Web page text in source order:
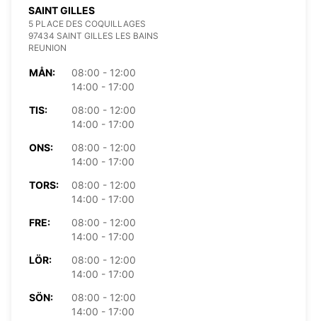
SAINT GILLES
5 PLACE DES COQUILLAGES
97434 SAINT GILLES LES BAINS
REUNION
MÅN:
08:00 - 12:00
14:00 - 17:00
TIS:
08:00 - 12:00
14:00 - 17:00
ONS:
08:00 - 12:00
14:00 - 17:00
TORS:
08:00 - 12:00
14:00 - 17:00
FRE:
08:00 - 12:00
14:00 - 17:00
LÖR:
08:00 - 12:00
14:00 - 17:00
SÖN:
08:00 - 12:00
14:00 - 17:00